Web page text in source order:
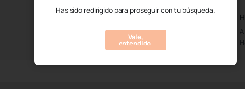
Has sido redirigido para proseguir con tu búsqueda.
Vale,
entendido.
Horarios de Recepción
Abierto de las 0h00m